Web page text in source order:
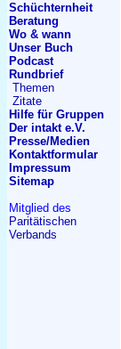
Schüchternheit
Beratung
Wo & wann
Unser Buch
Podcast
Rundbrief
Themen
Zitate
Hilfe für Gruppen
Der intakt e.V.
Presse/Medien
Kontaktformular
Impressum
Sitemap
Mitglied des
Paritätischen
Verbands